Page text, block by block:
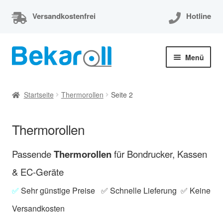
Versandkostenfrei Hotline
Zur
Navigation
Zum
Inhalt
Menü
EC-Cash Rollen
Kassenrollen
Bonrollen
Mein Konto
Startseite Thermorollen Seite 2
Thermorollen
PassendeThermorollenfür Bondrucker, Kassen
& EC-Geräte
✅ Sehr günstige Preise ✅ Schnelle Lieferung ✅ Keine
Versandkosten